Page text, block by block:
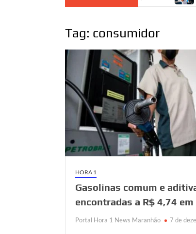
Tag: consumidor
HORA 1
Gasolinas comum e
encontradas a R$ 4,74
Portal Hora 1 News Maranhão 7 de